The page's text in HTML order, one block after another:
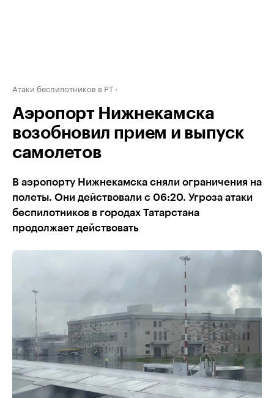
Атаки беспилотников в РТ
Аэропорт Нижнекамска
возобновил прием и выпуск
самолетов
В аэропорту Нижнекамска сняли ограничения на
полеты. Они действовали с 06:20. Угроза атаки
беспилотников в городах Татарстана
продолжает действовать